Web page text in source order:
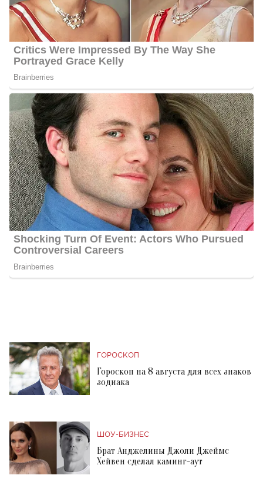
ГОРОСКОП
Гороскоп на 8 августа для всех знаков
зодиака
ШОУ-БИЗНЕС
Брат Анджелины Джоли Джеймс
Хейвен сделал каминг-аут